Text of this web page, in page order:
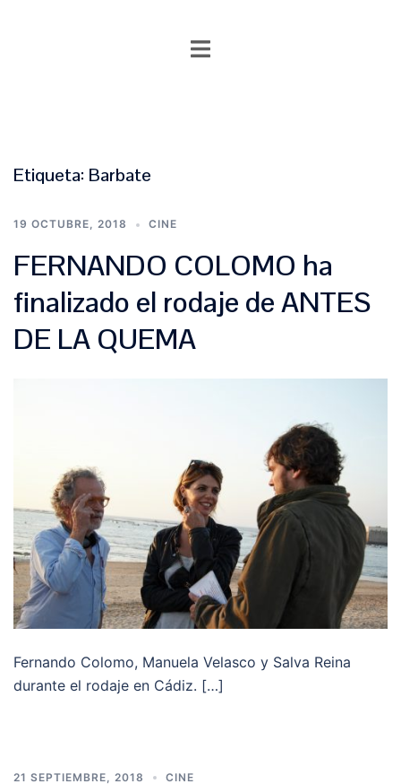
Etiqueta: Barbate
19 OCTUBRE, 2018 CINE
FERNANDO COLOMO ha
finalizado el rodaje de ANTES
DE LA QUEMA
Fernando Colomo, Manuela Velasco y Salva Reina
durante el rodaje en Cádiz. […]
21 SEPTIEMBRE, 2018 CINE